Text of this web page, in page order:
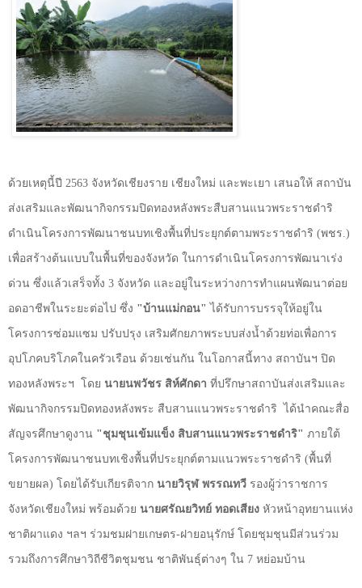
ด้วยเหตุนี้ปี 2563 จังหวัดเชียงราย เชียงใหม่ และพะเยา เสนอให้ สถาบัน
ส่งเสริมและพัฒนากิจกรรมปิดทองหลังพระสืบสานแนวพระราชดำริ
ดำเนินโครงการพัฒนาชนบทเชิงพื้นที่ประยุกต์ตามพระราชดำริ (พชร.)
เพื่อสร้างต้นแบบในพื้นที่ของจังหวัด ในการดำเนินโครงการพัฒนาเร่ง
ด่วน ซึ่งแล้วเสร็จทั้ง 3 จังหวัด และอยู่ในระหว่างการทำแผนพัฒนาต่อย
อดอาชีพในระยะต่อไป ซึ่ง "บ้านแม่กอน" ได้รับการบรรจุให้อยู่ใน
โครงการซ่อมแซม ปรับปรุง เสริมศักยภาพระบบส่งน้ำด้วยท่อเพื่อการ
อุปโภคบริโภคในครัวเรือน ด้วยเช่นกัน ในโอกาสนี้ทาง สถาบันฯ ปิด
ทองหลังพระฯ โดย นายนพวัชร สิห์ศักดา ที่ปรึกษาสถาบันส่งเสริมและ
พัฒนากิจกรรมปิดทองหลังพระ สืบสานแนวพระราชดำริ ได้นำคณะสื่อ
สัญจรศึกษาดูงาน "ชุมชุนเข้มแข็ง สิบสานแนวพระราชดำริ" ภายใต้
โครงการพัฒนาชนบทเชิงพื้นที่ประยุกต์ตามแนวพระราชดำริ (พื้นที่
ขยายผล) โดยได้รับเกียรติจาก นายวิรุฬ พรรณทวี รองผู้ว่าราชการ
จังหวัดเชียงใหม่ พร้อมด้วย นายศรัณยวิทย์ ทอดเสียง หัวหน้าอุทยานแห่ง
ชาติผาแดง ฯลฯ ร่วมชมฝายเกษตร-ฝายอนุรักษ์ โดยชุมชุนมีส่วนร่วม
รวมถึงการศึกษาวิถีชีวิตชุมชน ชาติพันธุ์ต่างๆ ใน 7 หย่อมบ้าน